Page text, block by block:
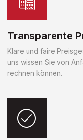
Transparente
Klare und faire
uns wissen Sie von
rechnen können.